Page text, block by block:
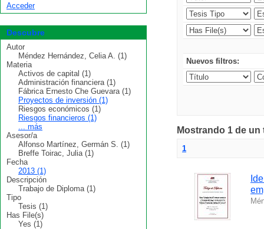
Nuevos filtros:
Mostrando 1 de
1
Acceder
Descubre
Autor
Méndez Hernández, Celia A. (1)
Materia
Activos de capital (1)
Administración financiera (1)
Fábrica Ernesto Che Guevara (1)
Proyectos de inversión (1)
Riesgos económicos (1)
Riesgos financieros (1)
... más
Asesor/a
Alfonso Martínez, Germán S. (1)
Breffe Toirac, Julia (1)
Fecha
2013 (1)
Descripción
Trabajo de Diploma (1)
Tipo
Tesis (1)
Has File(s)
Yes (1)